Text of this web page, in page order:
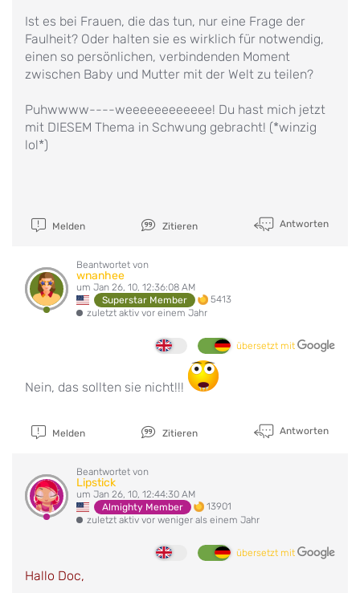
Ist es bei Frauen, die das tun, nur eine Frage der
Faulheit? Oder halten sie es wirklich für notwendig,
einen so persönlichen, verbindenden Moment
zwischen Baby und Mutter mit der Welt zu teilen?
Puhwwww----weeeeeeeeeeee! Du hast mich jetzt
mit DIESEM Thema in Schwung gebracht! (*winzig
lol*)
Melden Zitieren Antworten
Beantwortet von
wnanhee
um Jan 26, 10, 12:36:08 AM
Superstar Member
5413
zuletzt aktiv vor einem Jahr
übersetzt mit
Nein, das sollten sie nicht!!!
Melden Zitieren Antworten
Beantwortet von
Lipstick
um Jan 26, 10, 12:44:30 AM
Almighty Member
13901
zuletzt aktiv vor weniger als einem Jahr
übersetzt mit
Hallo Doc,